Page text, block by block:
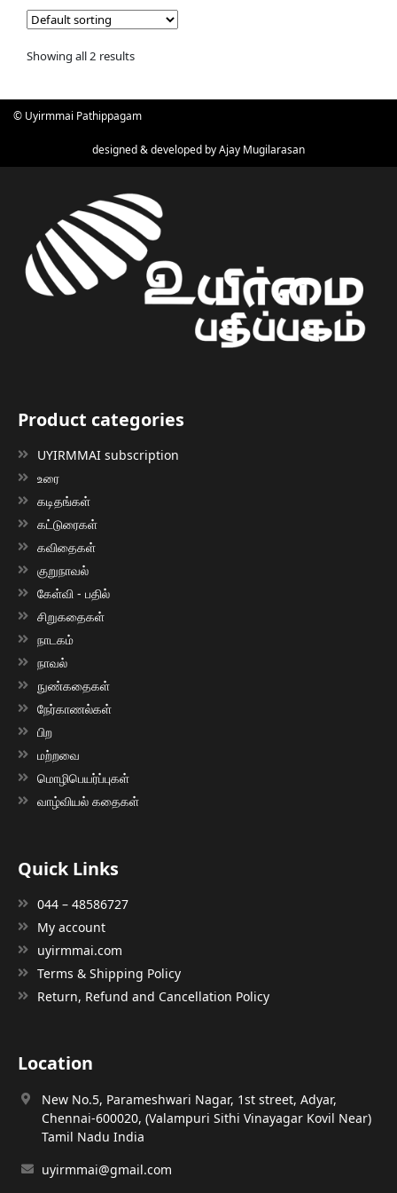
Showing all 2 results
© Uyirmmai Pathippagam
designed & developed byAjay Mugilarasan
Product categories
UYIRMMAI subscription
உரை
கடிதங்கள்
கட்டுரைகள்
கவிதைகள்
குறுநாவல்
கேள்வி - பதில்
சிறுகதைகள்
நாடகம்
நாவல்
நுண்கதைகள்
நேர்காணல்கள்
பிற
மற்றவை
மொழிபெயர்ப்புகள்
வாழ்வியல் கதைகள்
Quick Links
044 – 48586727
My account
uyirmmai.com
Terms & Shipping Policy
Return, Refund and Cancellation Policy
Location
New No.5, Parameshwari Nagar, 1st street, Adyar,
Chennai-600020, (Valampuri Sithi Vinayagar Kovil Near)
Tamil Nadu India
uyirmmai@gmail.com